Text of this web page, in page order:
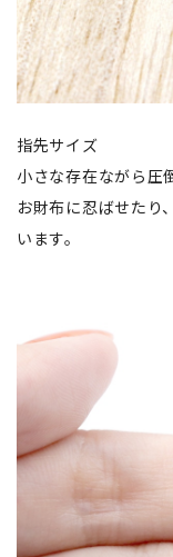
指先サイズ
小さな存在ながら圧
お財布に忍ばせたり
います。